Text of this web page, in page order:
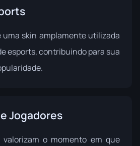
uma skin amplamente utilizada
esports, contribuindo para sua
Jogadores
valorizam o momento em que